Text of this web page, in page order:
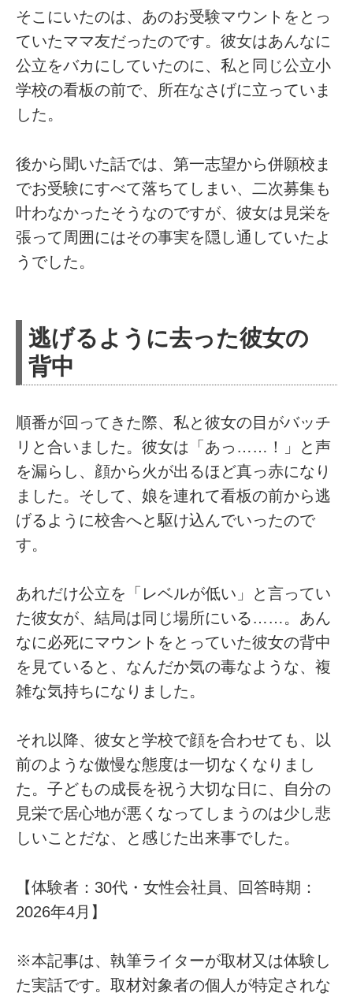
そこにいたのは、あのお受験マウントをとっ
ていたママ友だったのです。彼女はあんなに
公立をバカにしていたのに、私と同じ公立小
学校の看板の前で、所在なさげに立っていま
した。
後から聞いた話では、第一志望から併願校ま
でお受験にすべて落ちてしまい、二次募集も
叶わなかったそうなのですが、彼女は見栄を
張って周囲にはその事実を隠し通していたよ
うでした。
逃げるように去った彼女の
背中
順番が回ってきた際、私と彼女の目がバッチ
リと合いました。彼女は「あっ……！」と声
を漏らし、顔から火が出るほど真っ赤になり
ました。そして、娘を連れて看板の前から逃
げるように校舎へと駆け込んでいったので
す。
あれだけ公立を「レベルが低い」と言ってい
た彼女が、結局は同じ場所にいる……。あん
なに必死にマウントをとっていた彼女の背中
を見ていると、なんだか気の毒なような、複
雑な気持ちになりました。
それ以降、彼女と学校で顔を合わせても、以
前のような傲慢な態度は一切なくなりまし
た。子どもの成長を祝う大切な日に、自分の
見栄で居心地が悪くなってしまうのは少し悲
しいことだな、と感じた出来事でした。
【体験者：30代・女性会社員、回答時期：
2026年4月】
※本記事は、執筆ライターが取材又は体験し
た実話です。取材対象者の個人が特定されな